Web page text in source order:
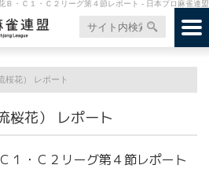
Ｂ・Ｃ１・Ｃ２リーグ第４節レポート - 日本プロ麻雀連盟
桜花） レポート
桜花） レポート
１・Ｃ２リーグ第４節レポート